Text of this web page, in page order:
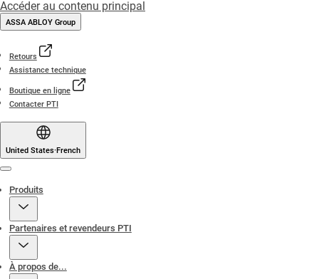
Accéder au contenu principal
ASSA ABLOY Group
Retours
Assistance technique
Boutique en ligne
Contacter PTI
United States·French
Produits
Partenaires et revendeurs PTI
À propos de...